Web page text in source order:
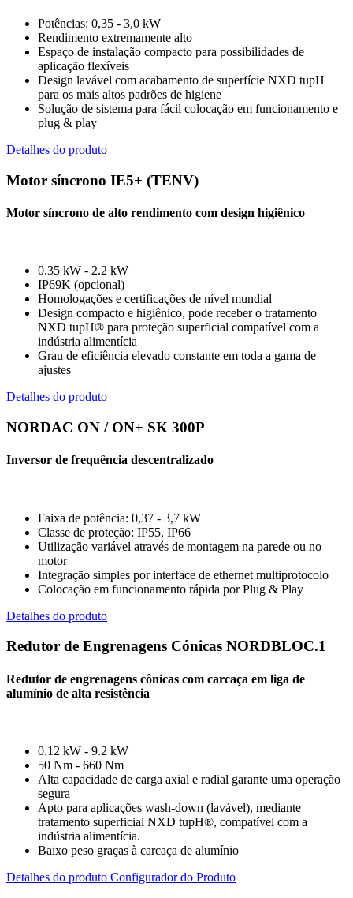
Potências: 0,35 - 3,0 kW
Rendimento extremamente alto
Espaço de instalação compacto para possibilidades de
aplicação flexíveis
Design lavável com acabamento de superfície NXD tupH
para os mais altos padrões de higiene
Solução de sistema para fácil colocação em funcionamento e
plug & play
Detalhes do produto
Motor síncrono IE5+ (TENV)
Motor síncrono de alto rendimento com design higiênico
0.35 kW - 2.2 kW
IP69K (opcional)
Homologações e certificações de nível mundial
Design compacto e higiênico, pode receber o tratamento
NXD tupH® para proteção superficial compatível com a
indústria alimentícia
Grau de eficiência elevado constante em toda a gama de
ajustes
Detalhes do produto
NORDAC ON / ON+ SK 300P
Inversor de frequência descentralizado
Faixa de potência: 0,37 - 3,7 kW
Classe de proteção: IP55, IP66
Utilização variável através de montagem na parede ou no
motor
Integração simples por interface de ethernet multiprotocolo
Colocação em funcionamento rápida por Plug & Play
Detalhes do produto
Redutor de Engrenagens Cónicas NORDBLOC.1
Redutor de engrenagens cônicas com carcaça em liga de
alumínio de alta resistência
0.12 kW - 9.2 kW
50 Nm - 660 Nm
Alta capacidade de carga axial e radial garante uma operação
segura
Apto para aplicações wash-down (lavável), mediante
tratamento superficial NXD tupH®, compatível com a
indústria alimentícia.
Baixo peso graças à carcaça de alumínio
Detalhes do produto Configurador do Produto